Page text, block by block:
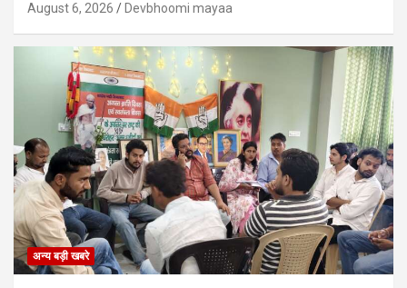
August 6, 2026 Devbhoomi mayaa
अन्य बड़ी खबरे